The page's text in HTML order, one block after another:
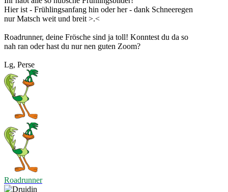
Hier ist - Frühlingsanfang hin oder her - dank Schneeregen
nur Matsch weit und breit >.<
Roadrunner, deine Frösche sind ja toll! Konntest du da so
nah ran oder hast du nur nen guten Zoom?
Lg, Perse
Roadrunner